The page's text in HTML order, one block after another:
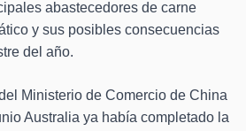
abastecedores de carne
y sus posibles consecuencias
del año.
Ministerio de Comercio de China
Australia ya había completado la